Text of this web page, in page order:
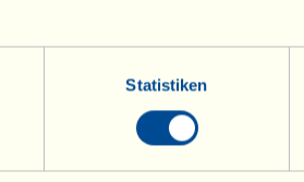
Statistiken
reiben, auf einem mit